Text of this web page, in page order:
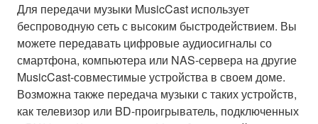
Для передачи музыки MusicCast использует
беспроводную сеть с высоким быстродействием. Вы
можете передавать цифровые аудиосигналы со
смартфона, компьютера или NAS-сервера на другие
MusicCast-совместимые устройства в своем доме.
Возможна также передача музыки с таких устройств,
как телевизор или BD-проигрыватель, подключенных